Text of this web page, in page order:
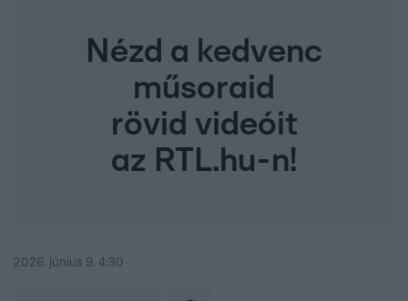
Nézd a kedvenc
műsoraid
rövid videóit
az RTL.hu-n!
2026. június 9. 4:30